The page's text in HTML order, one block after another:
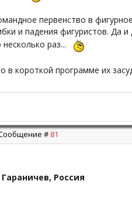
первенство в
и падения фигуристов. Да и
раз...
короткой программе их
# 81
Россия